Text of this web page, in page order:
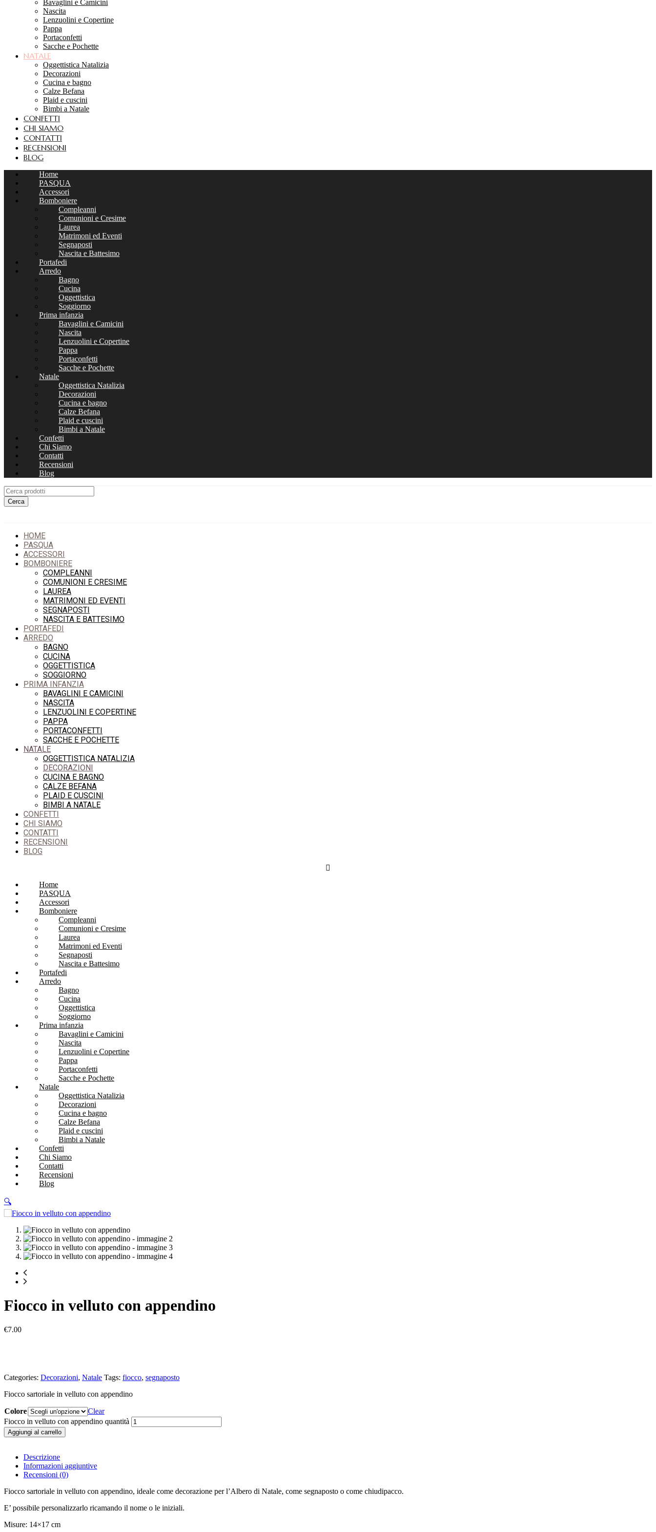
Bavaglini e Camicini
Nascita
Lenzuolini e Copertine
Pappa
Portaconfetti
Sacche e Pochette
NATALE
Oggettistica Natalizia
Decorazioni
Cucina e bagno
Calze Befana
Plaid e cuscini
Bimbi a Natale
CONFETTI
CHI SIAMO
CONTATTI
RECENSIONI
BLOG
Home
PASQUA
Accessori
Bomboniere
Compleanni
Comunioni e Cresime
Laurea
Matrimoni ed Eventi
Segnaposti
Nascita e Battesimo
Portafedi
Arredo
Bagno
Cucina
Oggettistica
Soggiorno
Prima infanzia
Bavaglini e Camicini
Nascita
Lenzuolini e Copertine
Pappa
Portaconfetti
Sacche e Pochette
Natale
Oggettistica Natalizia
Decorazioni
Cucina e bagno
Calze Befana
Plaid e cuscini
Bimbi a Natale
Confetti
Chi Siamo
Contatti
Recensioni
Blog
HOME
PASQUA
ACCESSORI
BOMBONIERE
COMPLEANNI
COMUNIONI E CRESIME
LAUREA
MATRIMONI ED EVENTI
SEGNAPOSTI
NASCITA E BATTESIMO
PORTAFEDI
ARREDO
BAGNO
CUCINA
OGGETTISTICA
SOGGIORNO
PRIMA INFANZIA
BAVAGLINI E CAMICINI
NASCITA
LENZUOLINI E COPERTINE
PAPPA
PORTACONFETTI
SACCHE E POCHETTE
NATALE
OGGETTISTICA NATALIZIA
DECORAZIONI
CUCINA E BAGNO
CALZE BEFANA
PLAID E CUSCINI
BIMBI A NATALE
CONFETTI
CHI SIAMO
CONTATTI
RECENSIONI
BLOG
Home
PASQUA
Accessori
Bomboniere
Compleanni
Comunioni e Cresime
Laurea
Matrimoni ed Eventi
Segnaposti
Nascita e Battesimo
Portafedi
Arredo
Bagno
Cucina
Oggettistica
Soggiorno
Prima infanzia
Bavaglini e Camicini
Nascita
Lenzuolini e Copertine
Pappa
Portaconfetti
Sacche e Pochette
Natale
Oggettistica Natalizia
Decorazioni
Cucina e bagno
Calze Befana
Plaid e cuscini
Bimbi a Natale
Confetti
Chi Siamo
Contatti
Recensioni
Blog
🔍
Fiocco in velluto con appendino
€7.00
Categories: Decorazioni, Natale Tags: fiocco, segnaposto
Fiocco sartoriale in velluto con appendino
Colore
Clear
Fiocco in velluto con appendino quantità
Aggiungi al carrello
Descrizione
Informazioni aggiuntive
Recensioni (0)
Fiocco sartoriale in velluto con appendino, ideale come decorazione per l’Albero di Natale, come segnaposto o come chiudipacco.
E’ possibile personalizzarlo ricamando il nome o le iniziali.
Misure: 14×17 cm